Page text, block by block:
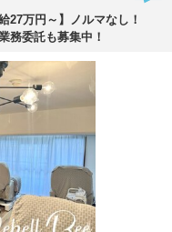
27万円～】ノルマなし！
務委託も募集中！